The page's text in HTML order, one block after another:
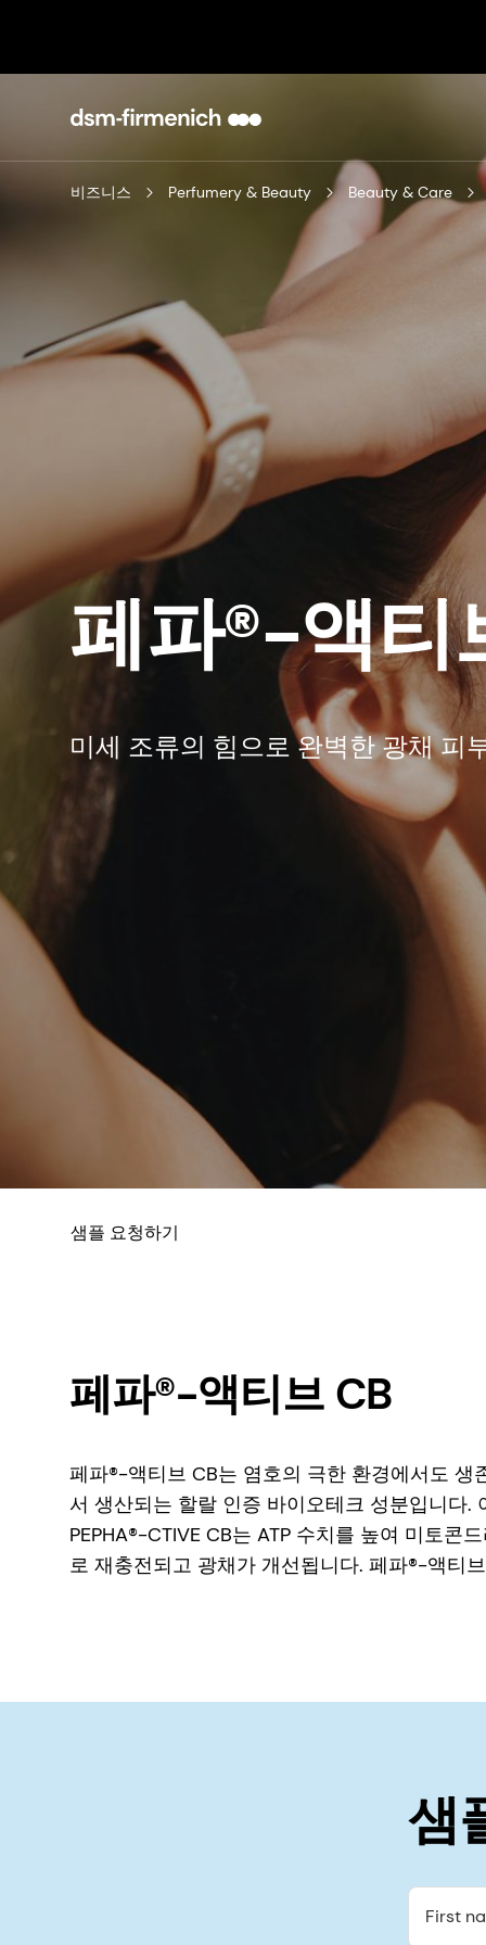
비즈니스 Perfumery & Beauty Beauty & Care
페파®-액티
미세 조류의 힘으로 완벽한 광채 피
샘플 요청하기
페파®-액티브 CB
페파®-액티브 CB는 염호의 극한 환경에서도
서 생산되는 할랄 인증 바이오테크 성분입니다.
PEPHA®-CTIVE CB는 ATP 수치를 높여 미토콘
로 재충전되고 광채가 개선됩니다. 페파®-액티
샘
First